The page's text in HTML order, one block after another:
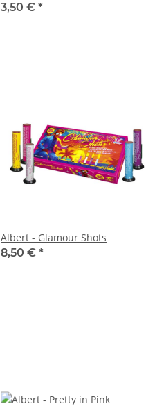
3,50 € *
Albert - Glamour Shots
8,50 € *